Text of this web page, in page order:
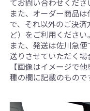
てお問い合わせくださ
また、オーダー商品
で、それ以外のご決
ど）をご利用ください。
また、発送は佐川急
送りさせていただく場
【画像はイメージで
種の欄に記載のもので